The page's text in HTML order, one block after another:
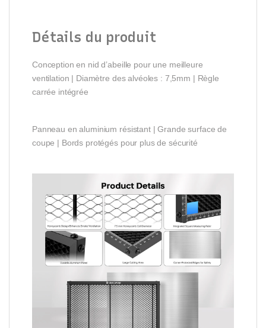
Détails du produit
Conception en nid d’abeille pour une meilleure
ventilation | Diamètre des alvéoles : 7,5mm | Règle
carrée intégrée
Panneau en aluminium résistant | Grande surface de
coupe | Bords protégés pour plus de sécurité